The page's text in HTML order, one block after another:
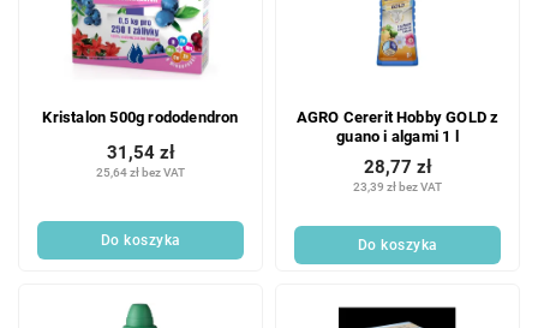
Kristalon 500g rododendron
25,64 zł bez VAT
31,54 zł
Do koszyka
AGRO Cererit Hobby GOLD z
guano i algami 1 l
23,39 zł bez VAT
28,77 zł
Do koszyka